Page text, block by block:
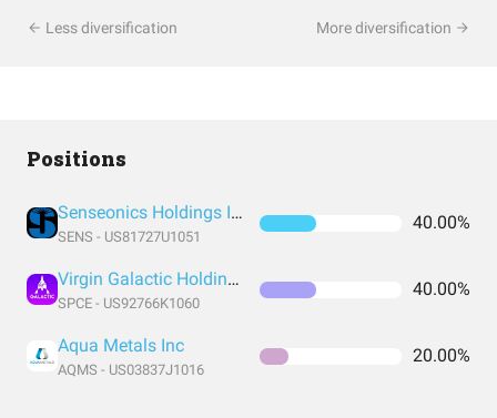
Less diversification More diversification
Positions
Senseonics Holdings Inc
SENS - US81727U1051
40.00%
Virgin Galactic Holdings Inc
SPCE - US92766K1060
40.00%
Aqua Metals Inc
AQMS - US03837J1016
20.00%